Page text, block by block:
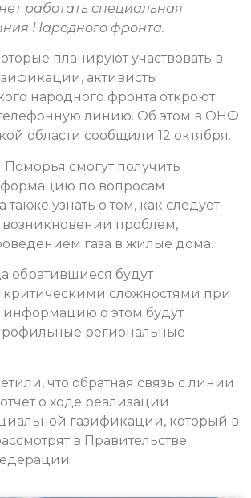
работать специальная
Народного фронта.
планируют участвовать в
активисты
народного фронта откроют
линию. Об этом в ОНФ
области сообщили 12 октября.
смогут получить
по вопросам
также узнать о том, как следует
возникновении проблем,
газа в жилые дома.
обратившиеся будут
критическими сложностями при
о этом будут
региональные
что обратная связь с линии
о ходе реализации
газификации, который в
в Правительстве